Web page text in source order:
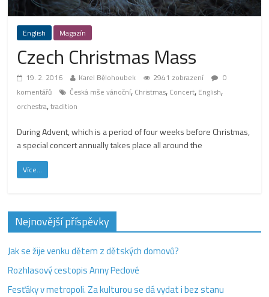
English Magazín
Czech Christmas Mass
19. 2. 2016 Karel Bělohoubek 2941 zobrazení
0
komentářů
Česká mše vánoční, Christmas, Concert, English,
orchestra,tradition
During Advent, which is a period of four weeks before Christmas,
a special concert annually takes place all around the
Více...
Nejnovější příspěvky
Jak se žije venku dětem z dětských domovů?
Rozhlasový cestopis Anny Peclové
Fesťáky v metropoli. Za kulturou se dá vydat i bez stanu